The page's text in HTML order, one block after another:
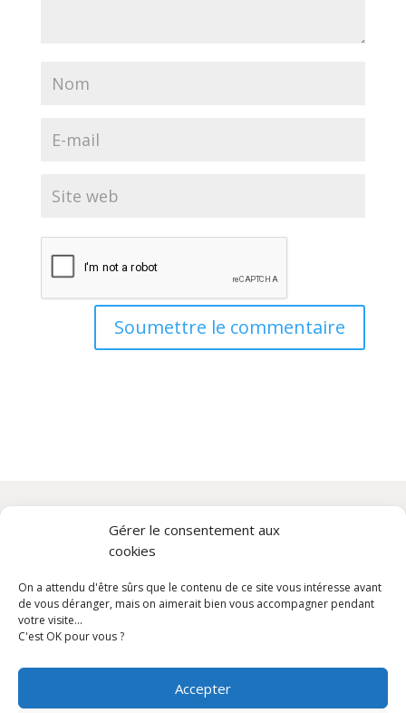
Gérer le consentement aux
cookies
On a attendu d'être sûrs que le contenu de ce site vous intéresse avant
de vous déranger, mais on aimerait bien vous accompagner pendant
votre visite...
C'est OK pour vous ?
Accepter
Soumettre le commentaire
Aide
Conditions générales de vente
Livraison gratuite partout en France à partir de 2 000 €
d'achat